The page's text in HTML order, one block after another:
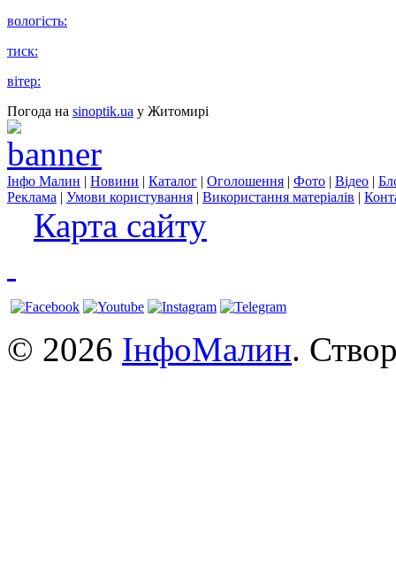
вологість:
тиск:
вітер:
Погода на sinoptik.ua у Житомирі
Інфо Малин | Новини | Каталог | Оголошення | Фото | Відео |
Реклама | Умови користування | Використання матеріалів |
Карта сайту
© 2026 ІнфоМалин.